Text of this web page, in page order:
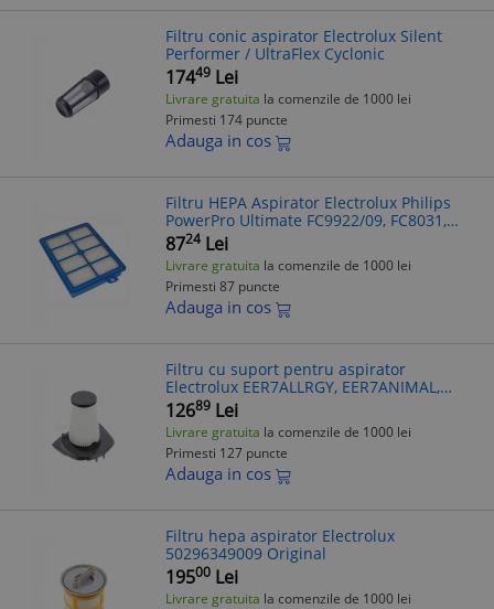
Filtru conic aspirator Electrolux Silent
Performer / UltraFlex Cyclonic
17449 Lei
Livrare gratuita la comenzile de 1000 lei
Primesti 174 puncte
Adauga in cos
Filtru HEPA Aspirator Electrolux Philips
PowerPro Ultimate FC9922/09, FC8031,
Z5240, Z5530, FC9200, FC9150, FC9050,
FC9010, U4430, V510, Lavabil
8724 Lei
Livrare gratuita la comenzile de 1000 lei
Primesti 87 puncte
Adauga in cos
Filtru cu suport pentru aspirator
Electrolux EER7ALLRGY, EER7ANIMAL,
EER77MBM
12689 Lei
Livrare gratuita la comenzile de 1000 lei
Primesti 127 puncte
Adauga in cos
Filtru hepa aspirator Electrolux
50296349009 Original
19500 Lei
Livrare gratuita la comenzile de 1000 lei